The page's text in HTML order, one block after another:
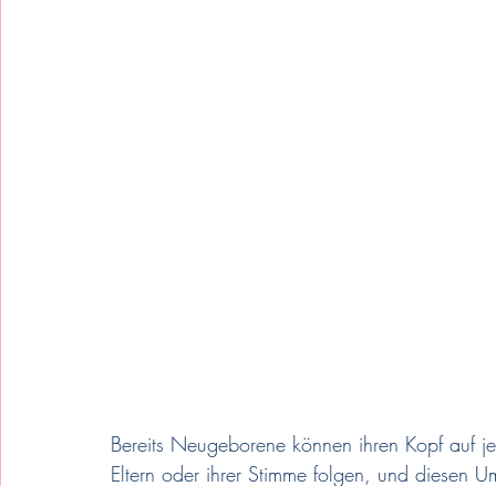
Bereits Neugeborene können ihren Kopf auf
Eltern oder ihrer Stimme folgen, und diesen